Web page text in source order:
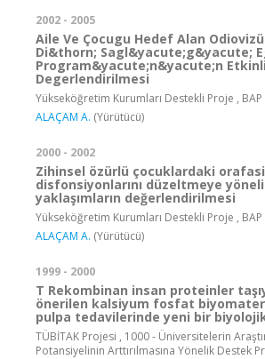
2002 - 2005
Aile Ve Çocugu Hedef Alan
Di&thorn; Sagl&yacute;g&yacute;
Program&yacute;n&yacute;n
Degerlendirilmesi
Yükseköğretim Kurumları Destekli Proje ,
ALAÇAM A. (Yürütücü)
2000 - 2002
Zihinsel özürlü çocuklardaki
disfonsiyonlarını düzeltmeye
yaklaşımların değerlendirilmesi
Yükseköğretim Kurumları Destekli Proje ,
ALAÇAM A. (Yürütücü)
1999 - 2000
T Rekombinan insan proteinler
önerilen kalsiyum fosfat
pulpa tedavilerinde yeni bir
TÜBİTAK Projesi , 1000 - Üniversitelerin
Potansiyelinin Arttırılmasına Yönelik Destek